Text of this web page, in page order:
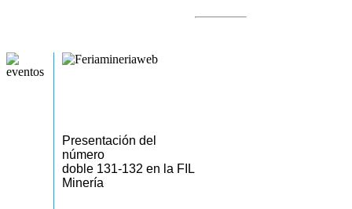
Presentación del
número
doble 131-132 en la FIL
Minería